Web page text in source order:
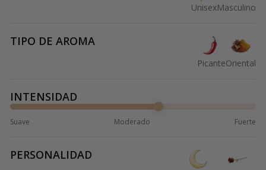
UnisexMasculino
TIPO DE AROMA
PicanteOriental
INTENSIDAD
Suave Moderado Fuerte
PERSONALIDAD